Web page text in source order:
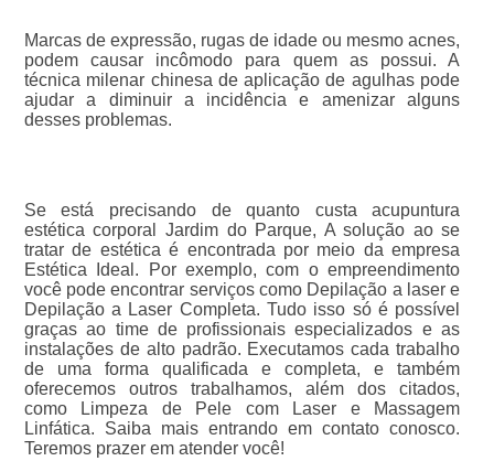
Marcas de expressão, rugas de idade ou mesmo acnes,
podem causar incômodo para quem as possui. A
técnica milenar chinesa de aplicação de agulhas pode
ajudar a diminuir a incidência e amenizar alguns
desses problemas.
Se está precisando de quanto custa acupuntura
estética corporal Jardim do Parque, A solução ao se
tratar de estética é encontrada por meio da empresa
Estética Ideal. Por exemplo, com o empreendimento
você pode encontrar serviços como Depilação a laser e
Depilação a Laser Completa. Tudo isso só é possível
graças ao time de profissionais especializados e as
instalações de alto padrão. Executamos cada trabalho
de uma forma qualificada e completa, e também
oferecemos outros trabalhamos, além dos citados,
como Limpeza de Pele com Laser e Massagem
Linfática. Saiba mais entrando em contato conosco.
Teremos prazer em atender você!